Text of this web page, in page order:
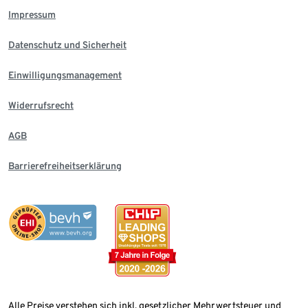
Impressum
Datenschutz und Sicherheit
Einwilligungsmanagement
Widerrufsrecht
AGB
Barrierefreiheitserklärung
Alle Preise verstehen sich inkl. gesetzlicher Mehrwertsteuer und